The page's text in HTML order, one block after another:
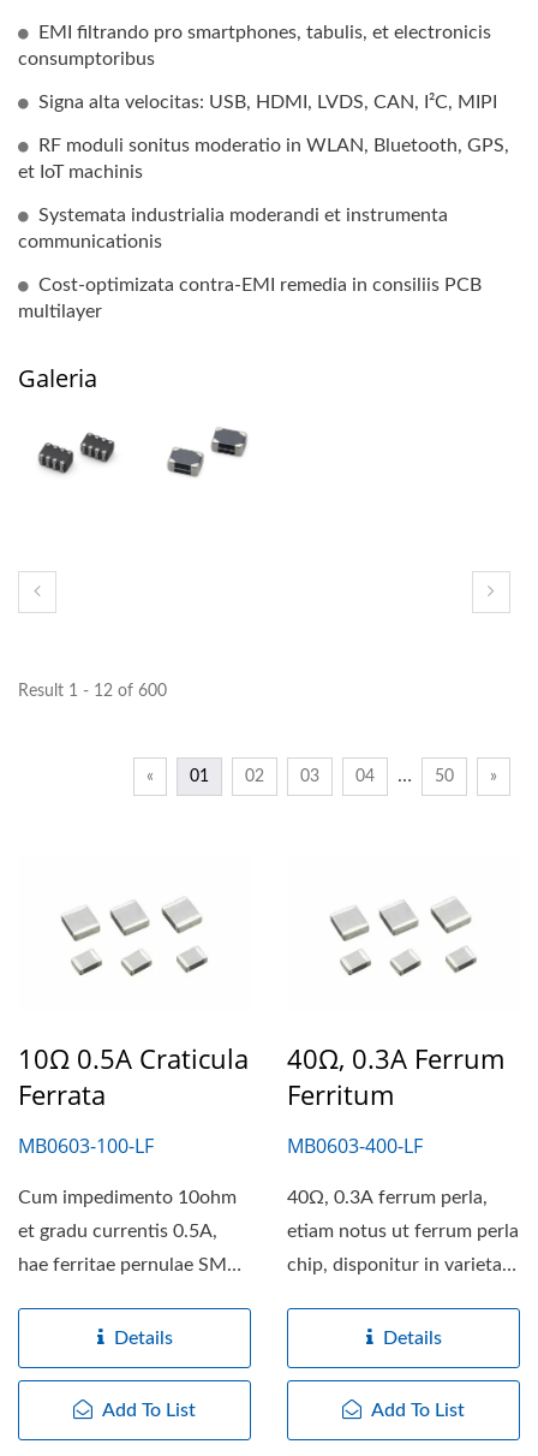
EMI filtrando pro smartphones, tabulis, et electronicis
consumptoribus
Signa alta velocitas: USB, HDMI, LVDS, CAN, I²C, MIPI
RF moduli sonitus moderatio in WLAN, Bluetooth, GPS,
et IoT machinis
Systemata industrialia moderandi et instrumenta
communicationis
Cost-optimizata contra-EMI remedia in consiliis PCB
multilayer
Galeria
Result 1 - 12 of 600
« 01 02 03 04 … 50 »
10Ω 0.5A Craticula
Ferrata
MB0603-100-LF
Cum impedimento 10ohm
et gradu currentis 0.5A,
hae ferritae pernulae SMT
Details
Add To List
40Ω, 0.3A Ferrum
Ferritum
MB0603-400-LF
40Ω, 0.3A ferrum perla,
etiam notus ut ferrum perla
chip, disponitur in varietate
Details
Add To List